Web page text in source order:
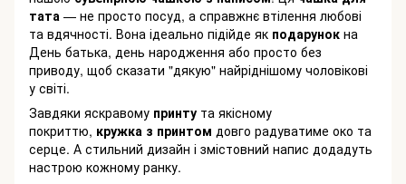
тата — не просто посуд, а справжнє втілення любові
та вдячності. Вона ідеально підійде як подарунок на
День батька, день народження або просто без
приводу, щоб сказати "дякую" найріднішому чоловікові
у світі.
Завдяки яскравому принту та якісному
покриттю, кружка з принтом довго радуватиме око та
серце. А стильний дизайн і змістовний напис додадуть
настрою кожному ранку.